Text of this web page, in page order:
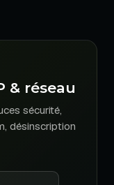
& réseau
sécurité,
désinscription